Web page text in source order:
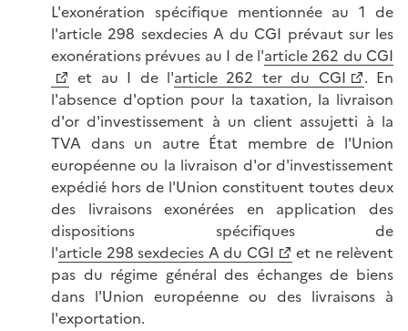
L'exonération spécifique mentionnée au 1 de
l'article 298 sexdecies A du CGI prévaut sur les
exonérations prévues au I de l'article 262 du CGI
et au I de l'article 262 ter du CGI
. En
l'absence d'option pour la taxation, la livraison
d'or d'investissement à un client assujetti à la
TVA dans un autre État membre de l'Union
européenne ou la livraison d'or d'investissement
expédié hors de l'Union constituent toutes deux
des livraisons exonérées en application des
dispositions spécifiques de
l'article 298 sexdecies A du CGI
et ne relèvent
pas du régime général des échanges de biens
dans l'Union européenne ou des livraisons à
l'exportation.